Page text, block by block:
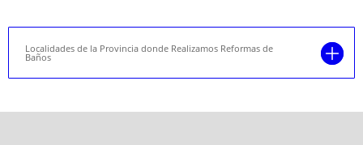
Localidades de la Provincia donde Realizamos Reformas de
Baños